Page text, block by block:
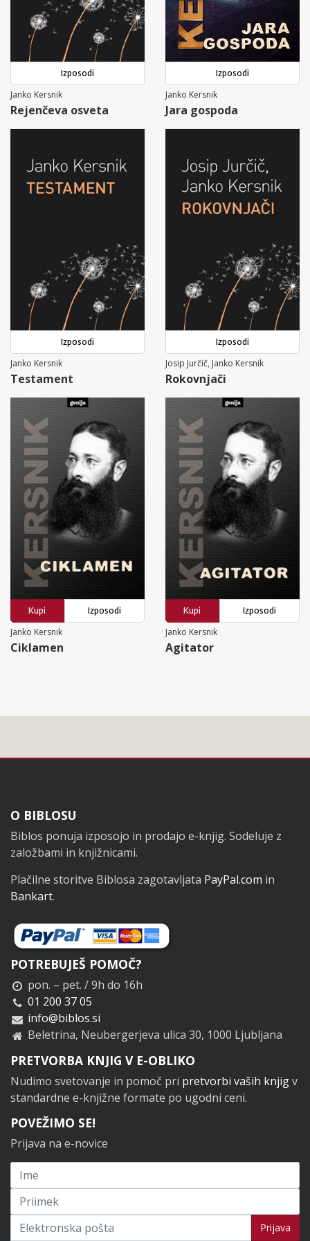
Izposodi
Janko Kersnik
Rejenčeva osveta
Izposodi
Janko Kersnik
Jara gospoda
Izposodi
Janko Kersnik
Testament
Izposodi
Josip Jurčič, Janko Kersnik
Rokovnjači
Kupi
Izposodi
Janko Kersnik
Ciklamen
Kupi
Izposodi
Janko Kersnik
Agitator
Noga
O BIBLOSU
Biblos ponuja izposojo in prodajo e-knjig. Sodeluje z
založbami in knjižnicami.
Plačilne storitve Biblosa zagotavljata PayPal.com in
Bankart.
POTREBUJEŠ POMOČ?
pon. – pet. / 9h do 16h
01 200 37 05
info@biblos.si
Beletrina, Neubergerjeva ulica 30, 1000 Ljubljana
PRETVORBA KNJIG V E-OBLIKO
Nudimo svetovanje in pomoč pri pretvorbi vaših knjigv
standardne e-knjižne formate po ugodni ceni.
POVEŽIMO SE!
Prijava na e-novice
Prijavi se na novice Prijava